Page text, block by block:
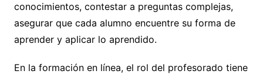
conocimientos, contestar a preguntas complejas,
asegurar que cada alumno encuentre su forma de
aprender y aplicar lo aprendido.
En la formación en línea, el rol del profesorado tiene